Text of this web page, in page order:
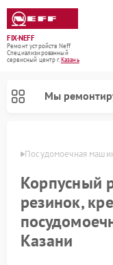
FIX-NEFF
Ремонт устройств Neff
Специализированный
cервисный центр г.Казань
Мы
Посудомоечная
Корпусный
резинок,
Казани